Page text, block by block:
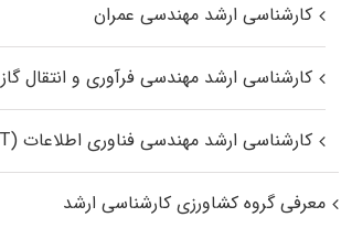
کارشناسی ارشد مهندسی عمران
کارشناسی ارشد مهندسی فرآوری و انتقال گاز
کارشناسی ارشد مهندسی فناوری اطلاعات (IT)
معرفی گروه کشاورزی کارشناسی ارشد